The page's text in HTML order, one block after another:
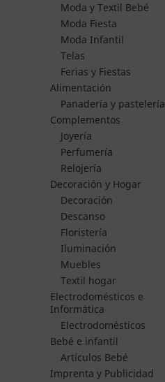
Moda y Textil Bebé
Moda Fiesta
Moda Infantil
Telas
Ferias y Fiestas
Alimentación
Panadería y pastelería
Complementos
Joyería
Perfumería
Relojería
Decoración y Hogar
Decoración
Descanso
Floristería
Iluminación
Muebles
Textil hogar
Electrodomésticos e
Informática
Electrodomésticos
Bebé e infantil
Artículos Bebé
Imprenta y Publicidad